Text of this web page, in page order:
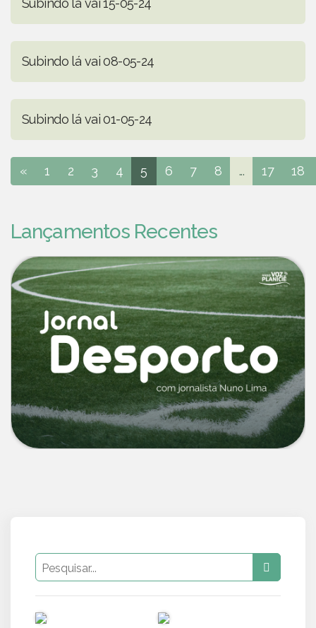
Subindo lá vai 15-05-24
Subindo lá vai 08-05-24
Subindo lá vai 01-05-24
« 1 2 3 4 5 6 7 8 ... 17 18
Lançamentos Recentes